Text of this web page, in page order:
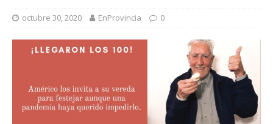
octubre 30, 2020 EnProvincia 0